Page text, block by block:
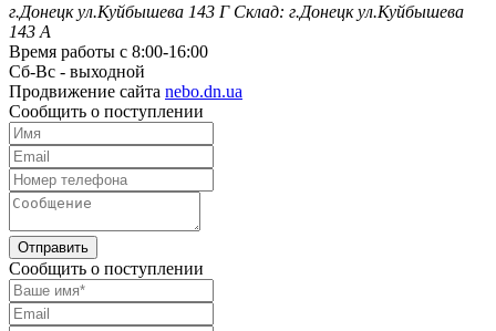
г.Донецк ул.Куйбышева 143 Г Склад: г.Донецк ул.Куйбышева
143 А
Время работы с 8:00-16:00
Сб-Вс - выходной
Продвижение сайта nebo.dn.ua
Сообщить о поступлении
Отправить
Сообщить о поступлении